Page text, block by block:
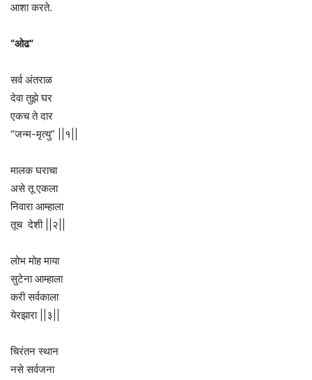
आशा करते.
“ओढ”
सर्व अंतराळ
देवा तुझे घर
एकच ते दार
“जन्म-मृत्यु” ||१||
मालक घराचा
असे तू एकला
निवारा आम्हाला
तूच देशी ||२||
लोभ मोह माया
सुटेना आम्हाला
करी सर्वकाला
येरझारा ||३||
चिरंतन स्थान
नसे सर्वजना